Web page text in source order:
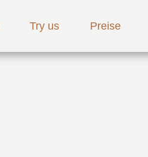
Try us Preise